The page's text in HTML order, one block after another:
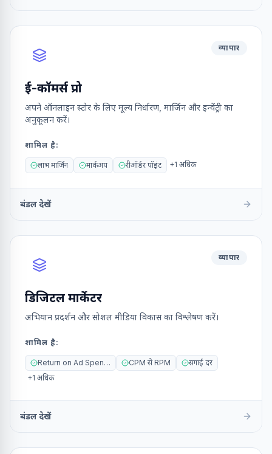
व्यापार
ई-कॉमर्स प्रो
अपने ऑनलाइन स्टोर के लिए मूल्य निर्धारण, मार्जिन और इन्वेंट्री का
अनुकूलन करें।
शामिल है:
लाभ मार्जिन मार्कअप रीऑर्डर पॉइंट +1 अधिक
बंडल देखें
व्यापार
डिजिटल मार्केटर
अभियान प्रदर्शन और सोशल मीडिया विकास का विश्लेषण करें।
शामिल है:
Return on Ad Spend (ROAS) CPM से RPM
सगाई दर
+1 अधिक
बंडल देखें